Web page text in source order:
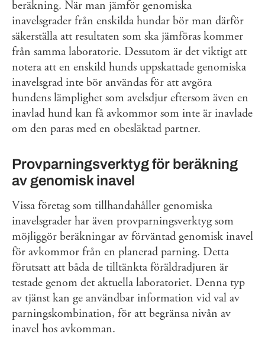
beräkning. När man jämför genomiska
inavelsgrader från enskilda hundar bör man därför
säkerställa att resultaten som ska jämföras kommer
från samma laboratorie. Dessutom är det viktigt att
notera att en enskild hunds uppskattade genomiska
inavelsgrad inte bör användas för att avgöra
hundens lämplighet som avelsdjur eftersom även en
inavlad hund kan få avkommor som inte är inavlade
om den paras med en obesläktad partner.
Provparningsverktyg för beräkning
av genomisk inavel
Vissa företag som tillhandahåller genomiska
inavelsgrader har även provparningsverktyg som
möjliggör beräkningar av förväntad genomisk inavel
för avkommor från en planerad parning. Detta
förutsatt att båda de tilltänkta föräldradjuren är
testade genom det aktuella laboratoriet. Denna typ
av tjänst kan ge användbar information vid val av
parningskombination, för att begränsa nivån av
inavel hos avkomman.